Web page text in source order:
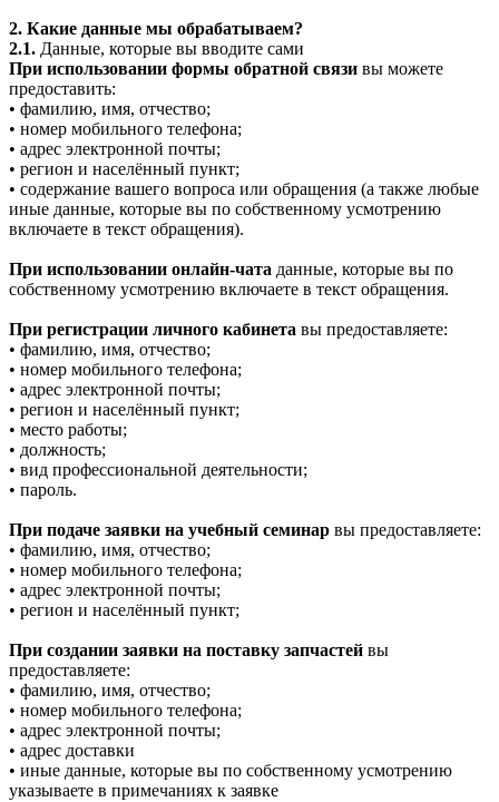
2. Какие данные мы обрабатываем?
2.1. Данные, которые вы вводите сами
При использовании формы обратной связи вы можете
предоставить:
• фамилию, имя, отчество;
• номер мобильного телефона;
• адрес электронной почты;
• регион и населённый пункт;
• содержание вашего вопроса или обращения (а также любые
иные данные, которые вы по собственному усмотрению
включаете в текст обращения).
При использовании онлайн-чата данные, которые вы по
собственному усмотрению включаете в текст обращения.
При регистрации личного кабинета вы предоставляете:
• фамилию, имя, отчество;
• номер мобильного телефона;
• адрес электронной почты;
• регион и населённый пункт;
• место работы;
• должность;
• вид профессиональной деятельности;
• пароль.
При подаче заявки на учебный семинар вы предоставляете:
• фамилию, имя, отчество;
• номер мобильного телефона;
• адрес электронной почты;
• регион и населённый пункт;
При создании заявки на поставку запчастей вы
предоставляете:
• фамилию, имя, отчество;
• номер мобильного телефона;
• адрес электронной почты;
• адрес доставки
• иные данные, которые вы по собственному усмотрению
указываете в примечаниях к заявке